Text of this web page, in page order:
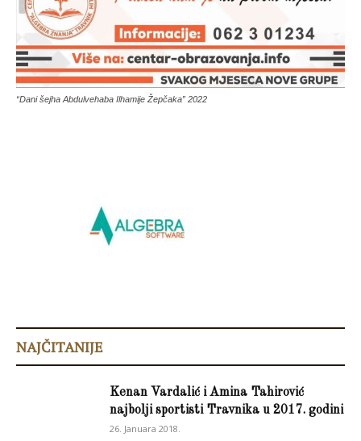
“Dani šejha Abdulvehaba Ilhamije Žepčaka” 2022
NAJČITANIJE
Kenan Vardalić i Amina Tahirović
najbolji sportisti Travnika u 2017. godini
26. Januara 2018.